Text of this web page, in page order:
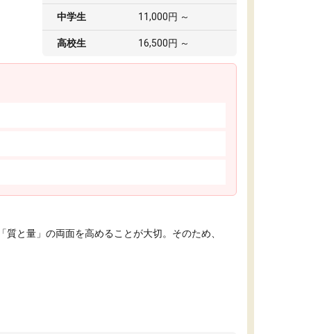
中学生 11,000円 ～
高校生 16,500円 ～
と量」の両面を高めることが大切。そのため、